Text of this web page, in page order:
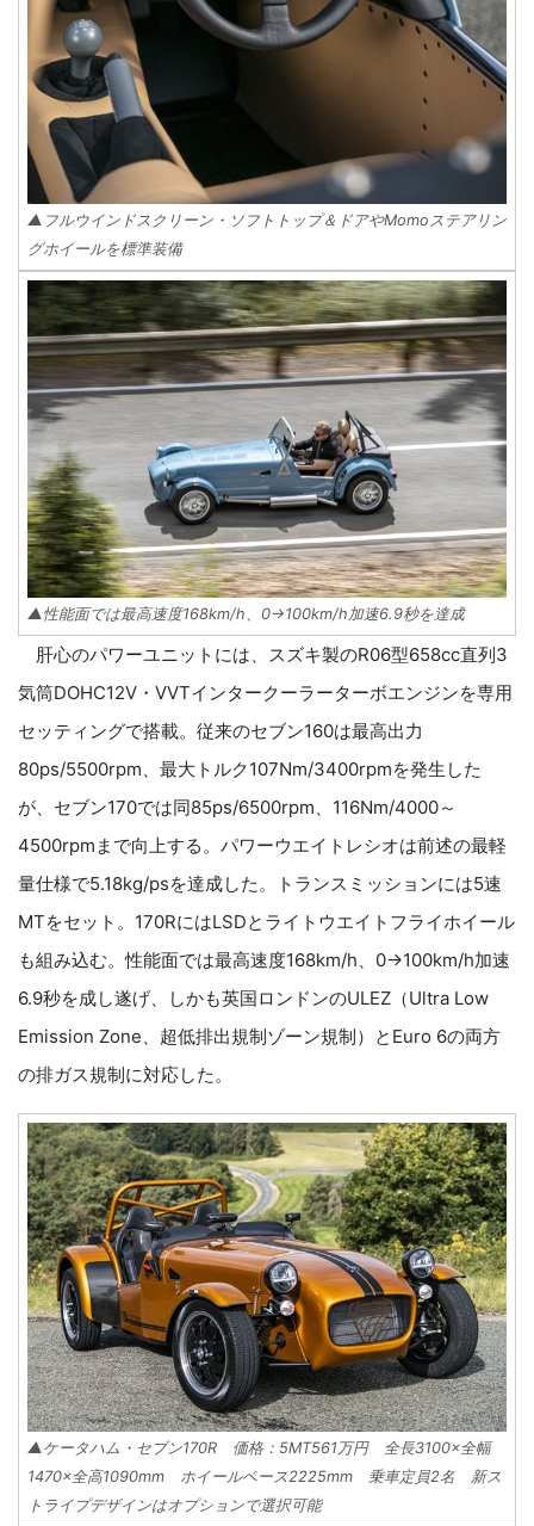
▲フルウインドスクリーン・ソフトトップ＆ドアやMomoステアリン
グホイールを標準装備
▲性能面では最高速度168km/h、0→100km/h加速6.9秒を達成
肝心のパワーユニットには、スズキ製のR06型658cc直列3
気筒DOHC12V・VVTインタークーラーターボエンジンを専用
セッティングで搭載。従来のセブン160は最高出力
80ps/5500rpm、最大トルク107Nm/3400rpmを発生した
が、セブン170では同85ps/6500rpm、116Nm/4000～
4500rpmまで向上する。パワーウエイトレシオは前述の最軽
量仕様で5.18kg/psを達成した。トランスミッションには5速
MTをセット。170RにはLSDとライトウエイトフライホイール
も組み込む。性能面では最高速度168km/h、0→100km/h加速
6.9秒を成し遂げ、しかも英国ロンドンのULEZ（Ultra Low
Emission Zone、超低排出規制ゾーン規制）とEuro 6の両方
の排ガス規制に対応した。
▲ケータハム・セブン170R 価格：5MT561万円 全長3100×全幅
1470×全高1090mm ホイールベース2225mm 乗車定員2名 新ス
トライプデザインはオプションで選択可能